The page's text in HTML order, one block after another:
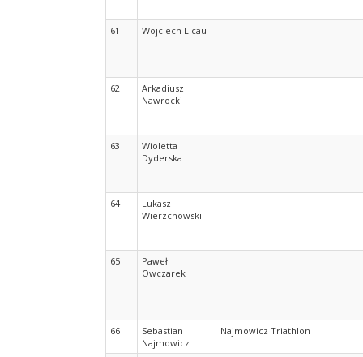
61 Wojciech Licau
62
Arkadiusz
Nawrocki
63
Wioletta
Dyderska
64
Lukasz
Wierzchowski
65
Paweł
Owczarek
66
Sebastian
Najmowicz
Najmowicz Triathlon